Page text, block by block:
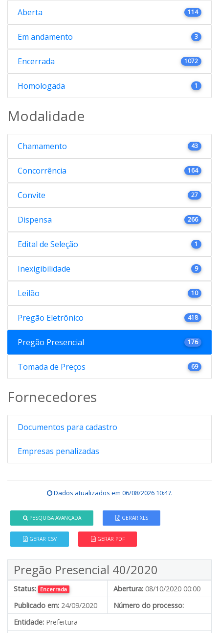
Aberta 114
Em andamento 3
Encerrada 1072
Homologada 1
Modalidade
Chamamento 43
Concorrência 164
Convite 27
Dispensa 266
Edital de Seleção 1
Inexigibilidade 9
Leilão 10
Pregão Eletrônico 418
Pregão Presencial 176
Tomada de Preços 69
Fornecedores
Documentos para cadastro
Empresas penalizadas
Dados atualizados em 06/08/2026 10:47.
PESQUISA AVANÇADA GERAR XLS
GERAR CSV GERAR PDF
Pregão Presencial 40/2020
Status: Encerrada Abertura: 08/10/2020 00:00
Publicado em: 24/09/2020
Número do processo:
Entidade: Prefeitura